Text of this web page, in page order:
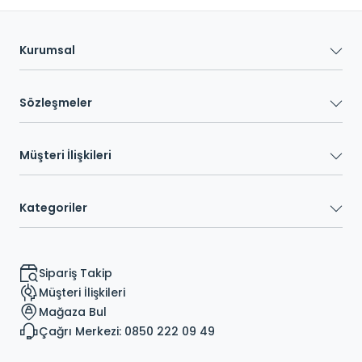
Kurumsal
Sözleşmeler
Müşteri İlişkileri
Kategoriler
Sipariş Takip
Müşteri İlişkileri
Mağaza Bul
Çağrı Merkezi: 0850 222 09 49